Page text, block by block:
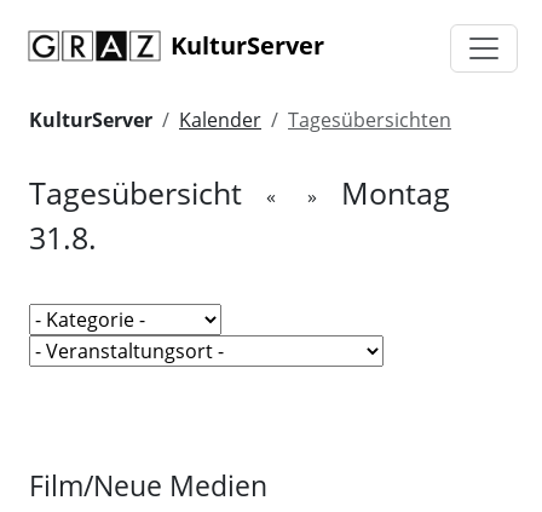
KulturServer
KulturServer Kalender Tagesübersichten
Tagesübersicht « »
Montag
31.8.
Film/Neue Medien